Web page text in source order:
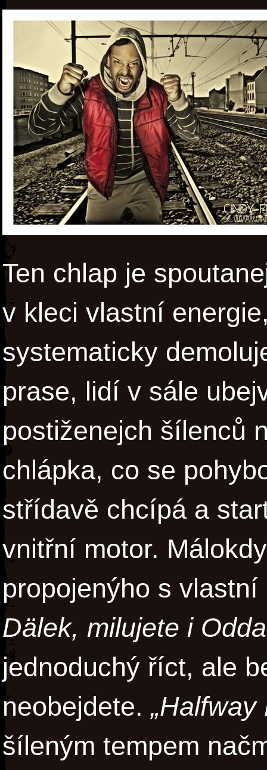
Ten chlap je
v kleci vlastní
systematicky
prase, lidí v sále
postiženejch šílenců
chlápka, co se
střídavě chcípá a
vnitřní motor.
propojenýho s
Dälek, milujete i
jednoduchý říct, ale
neobejdete. „Halfway
šíleným tempem